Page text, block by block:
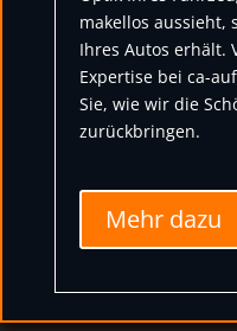
makellos aussieht,
Ihres Autos erhält.
Expertise bei ca-
Sie, wie wir die
zurückbringen.
Mehr dazu